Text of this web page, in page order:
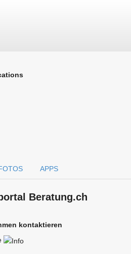
APPS
Beratung.ch
kontaktieren